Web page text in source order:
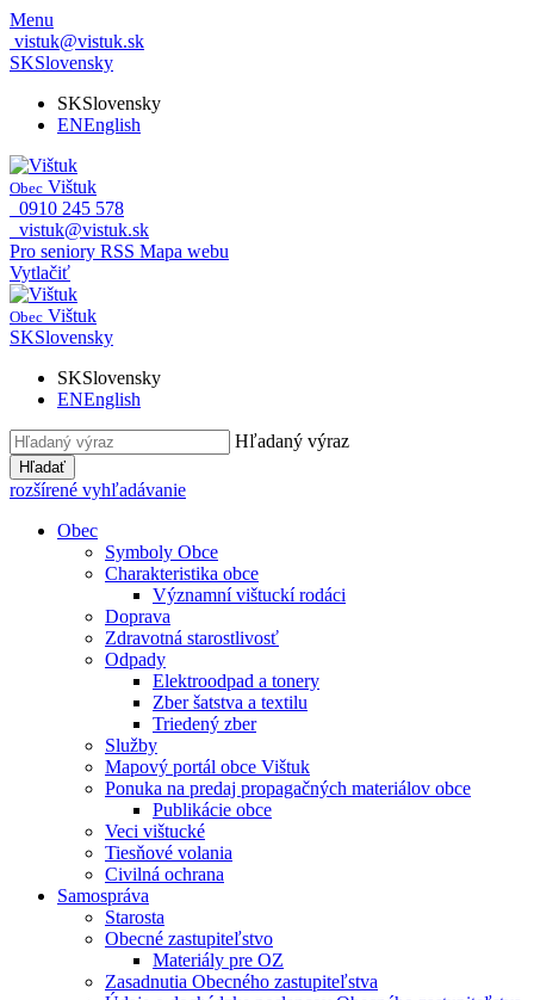
Menu
vistuk@vistuk.sk
SKSlovensky
SKSlovensky
ENEnglish
Obec Vištuk
0910 245 578
vistuk@vistuk.sk
Pro seniory RSS Mapa webu
Vytlačiť
Obec Vištuk
SKSlovensky
SKSlovensky
ENEnglish
Hľadaný výraz
Hľadať
rozšírené vyhľadávanie
Obec
Symboly Obce
Charakteristika obce
Významní vištuckí rodáci
Doprava
Zdravotná starostlivosť
Odpady
Elektroodpad a tonery
Zber šatstva a textilu
Triedený zber
Služby
Mapový portál obce Vištuk
Ponuka na predaj propagačných materiálov obce
Publikácie obce
Veci vištucké
Tiesňové volania
Civilná ochrana
Samospráva
Starosta
Obecné zastupiteľstvo
Materiály pre OZ
Zasadnutia Obecného zastupiteľstva